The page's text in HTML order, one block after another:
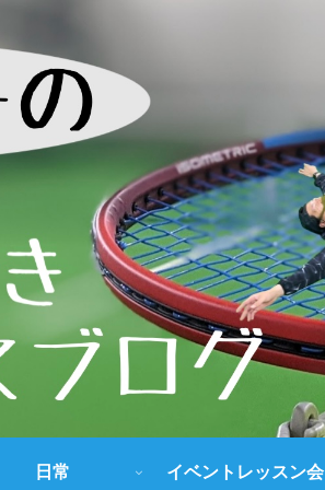
日常 イベントレッスン会